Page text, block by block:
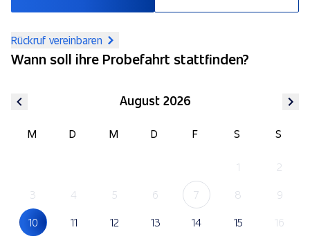
Rückruf vereinbaren
Wann soll ihre Probefahrt stattfinden?
August 2026
M D M D F S S
1
2
3
4 5 6 7 8
9
10
11 12 13 14 15
16